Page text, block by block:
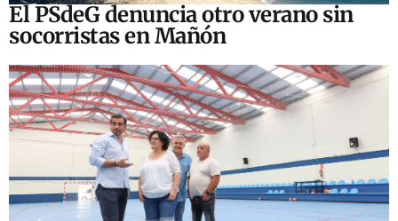
El PSdeG denuncia otro verano sin
socorristas en Mañón